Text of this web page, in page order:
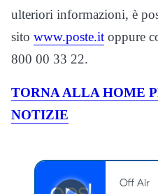
ulteriori informazioni, è
sito www.poste.it oppure
800 00 33 22.
TORNA ALLA HOME
NOTIZIE